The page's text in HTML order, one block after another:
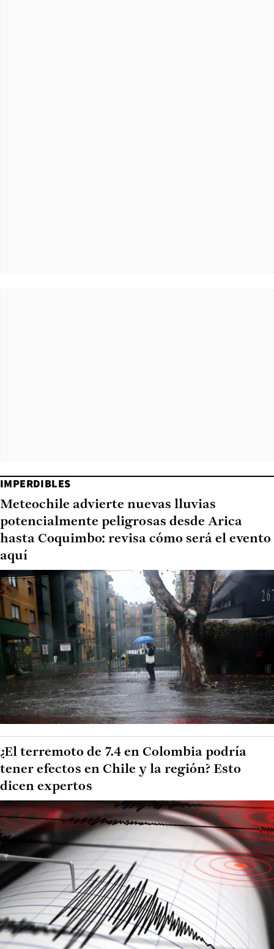
IMPERDIBLES
Meteochile advierte nuevas lluvias
potencialmente peligrosas desde Arica
hasta Coquimbo: revisa cómo será el evento
aquí
¿El terremoto de 7.4 en Colombia podría
tener efectos en Chile y la región? Esto
dicen expertos